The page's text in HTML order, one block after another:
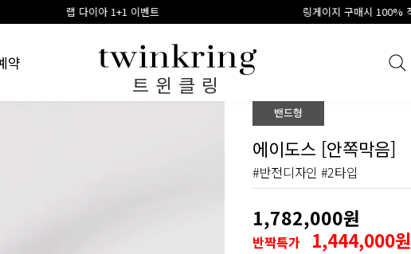
링게이지 구매시 100% 적립금 환급
트윈클링
약
에이도스 [안쪽막음]
#반전디자인 #2타입
1,782,000원
반짝특가 1,444,000원